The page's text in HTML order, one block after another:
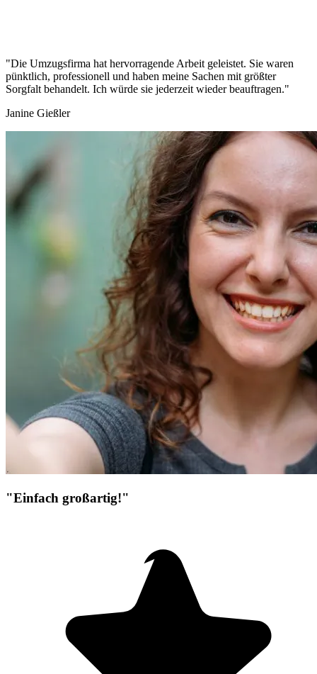
"Die Umzugsfirma hat hervorragende Arbeit geleistet. Sie waren
pünktlich, professionell und haben meine Sachen mit größter
Sorgfalt behandelt. Ich würde sie jederzeit wieder beauftragen."
Janine Gießler
"Einfach großartig!"